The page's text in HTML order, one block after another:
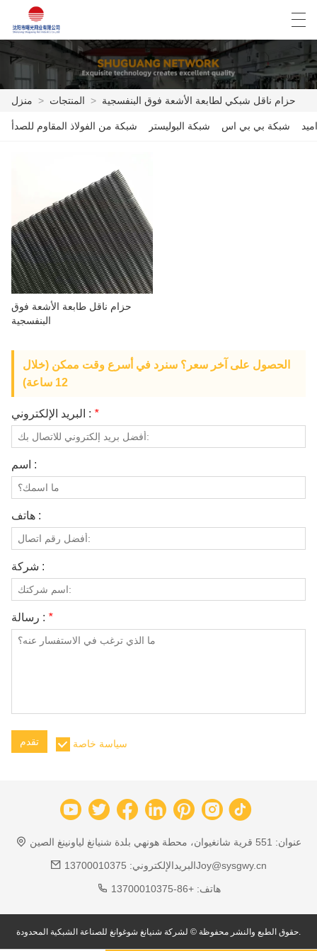
حالة
مصنع العرض
الاتصال بنا
معلومات عنا
العربية Deutsch English Español
منزل > المنتجات > حزام ناقل شبكي لطابعة الأشعة فوق البنفسجية
شبكة من الفولاذ المقاوم للصدأ شبكة البوليستر شبكة بي بي اس
حزام ناقل طابعة الأشعة فوق
البنفسجية
الحصول على آخر سعر؟ سنرد في أسرع وقت ممكن (خلال
12 ساعة)
البريد الإلكتروني : *
اسم :
هاتف :
شركة :
رسالة : *
تقدم سياسة خاصة
عنوان: 551 قرية شانغيوان، محطة هونهي بلدة شنيانغ لياونينغ الصين
البريدالإلكتروني:13700010375Joy@sysgwy.cn
هاتف: +86-13700010375
حقوق الطبع والنشر محفوظة © لشركة شنيانغ شوغوانغ للصناعة الشبكية المحدودة.